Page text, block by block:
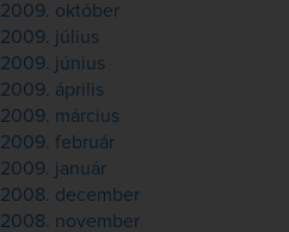
2009. október
2009. július
2009. június
2009. április
2009. március
2009. február
2009. január
2008. december
2008. november